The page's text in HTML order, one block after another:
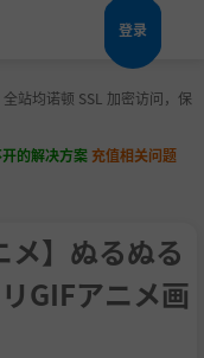
登录
站均诺顿 SSL 加密访问，保
的解决方案充值相关问题
メ】ぬるぬる
GIFアニメ画